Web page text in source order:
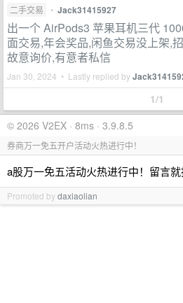
二手交易 • Jack31415927
出一个 AirPods3 苹果耳机三代
面交易,年会奖品,闲鱼交易没上架,
故意询价,有意者私信
Jan 30, 2024 • Lastly replied by
1/1
© 2026 V2EX · 8ms · 3.9.8.5
券商万一免五开户活动火热进行中！
a股万一免五活动火热进行中！留言就
Promoted bydaxiaolian